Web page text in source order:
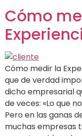
Cómo
Cómo medir la
que de verdad
dicho empresarial
de veces: «Lo que
Pero en las ganas
muchas empresas